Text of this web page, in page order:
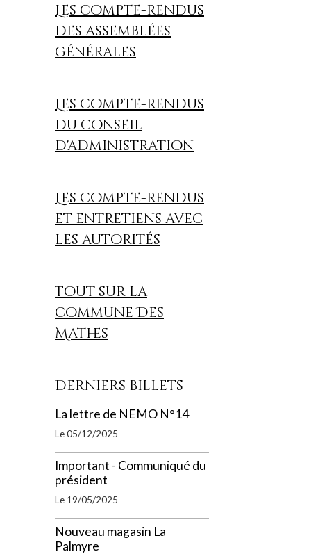
Les compte-rendus
des assemblées
générales
Les compte-rendus
du conseil
d'administration
Les compte-rendus
et entretiens avec
les autorités
Tout sur la
commune Des
Mathes
Derniers billets
La lettre de NEMO N°14
Le 05/12/2025
Important - Communiqué du
président
Le 19/05/2025
Nouveau magasin La
Palmyre